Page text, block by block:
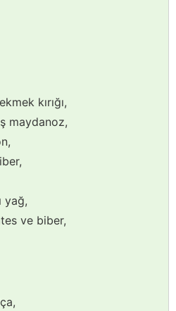
kırığı,
maydanoz,
yağ,
ve biber,